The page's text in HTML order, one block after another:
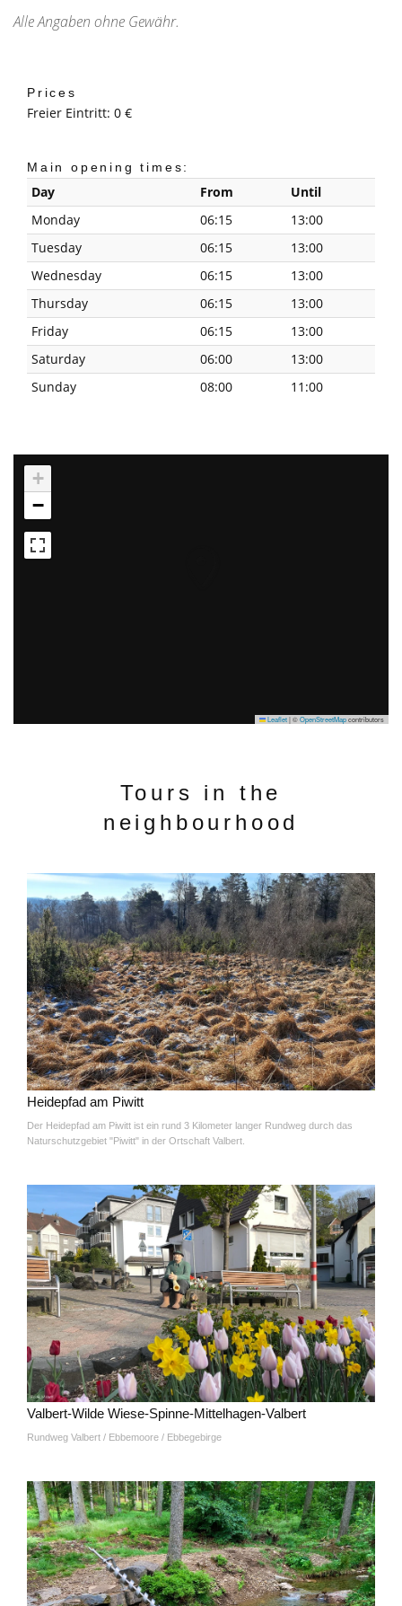
Alle Angaben ohne Gewähr.
Prices
Freier Eintritt: 0 €
Main opening times:
Day From
Until
Monday
06:15
13:00
Tuesday
06:15
13:00
Wednesday
06:15
13:00
Thursday
06:15
13:00
Friday
06:15
13:00
Saturday
06:00
13:00
Sunday
08:00 11:00
+
−
Leaflet|©OpenStreetMapcontributors
Tours in the
neighbourhood
Heidepfad am Piwitt
Der Heidepfad am Piwitt ist ein rund 3 Kilometer langer Rundweg durch das
Naturschutzgebiet "Piwitt" in der Ortschaft Valbert.
Valbert-Wilde Wiese-Spinne-Mittelhagen-Valbert
Rundweg Valbert / Ebbemoore / Ebbegebirge